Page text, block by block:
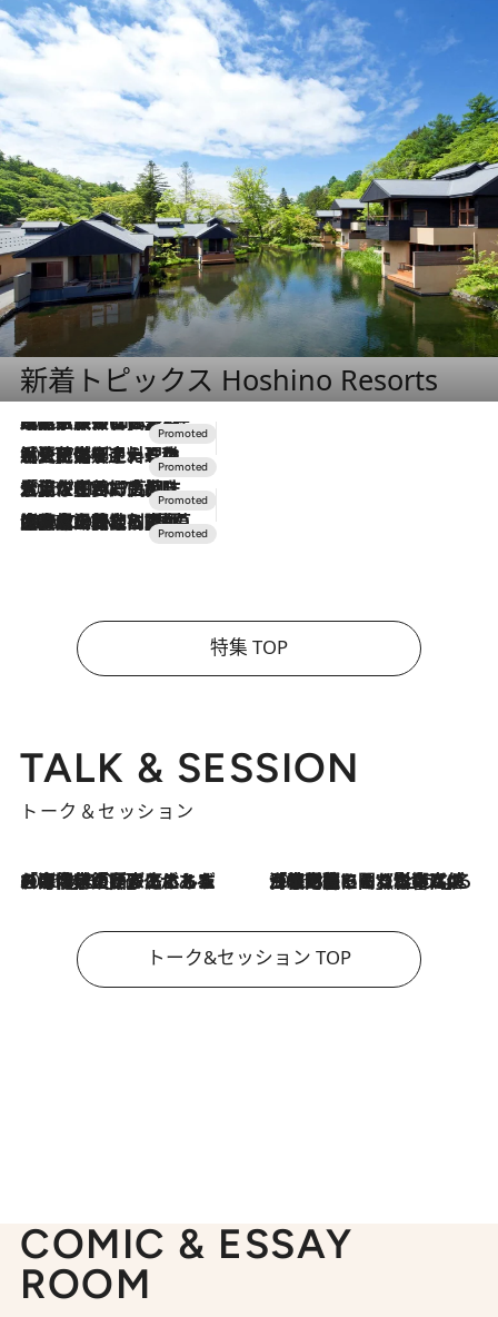
新着トピックス Hoshino Resorts
2026.7.31
【ホテル帰省】という選択肢をOMOが提案。家族とほどよい距離を保つには「昼は実家、夜は気兼ねなくホテルで！」
2026.7.24
【夏限定ディナーコース】旬を迎える稚鮎や花ズッキーニなどをイタリア・トスカーナの郷土料理の手法で満喫！
2026.7.17
「土佐和ハーブかき氷」がOMO7高知に登場！生姜、山椒、大葉など目にも舌にも涼を呼ぶ郷土の味
2026.7.10
NEW OPEN！【界 草津】名湯の地に誕生。趣の異なる2種の温泉と上州ならではの会席・蕎麦割烹など美食を味わう究極の癒やし旅
特集 TOP
TALK & SESSION
トーク＆セッション
2026.8.3
「今後値上げがあるとすれば…」「リスクがあるのは今年の冬」エネルギー専門家が語る、ホルムズ海峡封鎖が家庭にもたらす“ある心配” 2026.8.3
「住宅建てられない…」「サーチャージ料の高値が続いている」ホルムズ海峡封鎖による影響はいつまで続く？《エネルギー専門家に聞く“どうなる日本の暮らし”》
トーク&セッション TOP
COMIC & ESSAY
ROOM